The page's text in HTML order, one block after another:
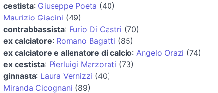
cestista: Giuseppe Poeta (40)
Maurizio Giadini (49)
contrabbassista: Furio Di Castri (70)
ex calciatore: Romano Bagatti (85)
ex calciatore e allenatore di calcio: Angelo Orazi (74)
ex cestista: Pierluigi Marzorati (73)
ginnasta: Laura Vernizzi (40)
Miranda Cicognani (89)